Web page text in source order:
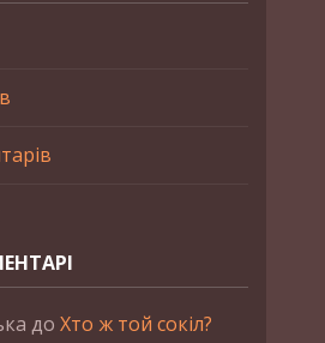
до Хто ж той сокіл?